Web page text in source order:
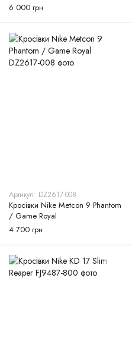
6 000 грн
Артикул: DZ2617-008
Кросівки Nike Metcon 9 Phantom
/ Game Royal
4 700 грн